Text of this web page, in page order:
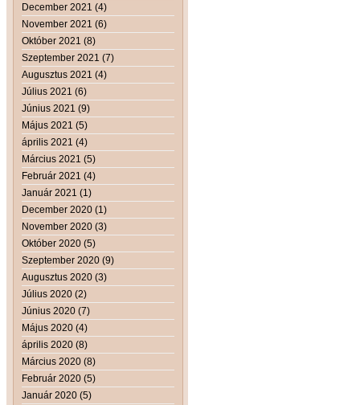
December 2021 (4)
November 2021 (6)
Október 2021 (8)
Szeptember 2021 (7)
Augusztus 2021 (4)
Július 2021 (6)
Június 2021 (9)
Május 2021 (5)
április 2021 (4)
Március 2021 (5)
Február 2021 (4)
Január 2021 (1)
December 2020 (1)
November 2020 (3)
Október 2020 (5)
Szeptember 2020 (9)
Augusztus 2020 (3)
Július 2020 (2)
Június 2020 (7)
Május 2020 (4)
április 2020 (8)
Március 2020 (8)
Február 2020 (5)
Január 2020 (5)